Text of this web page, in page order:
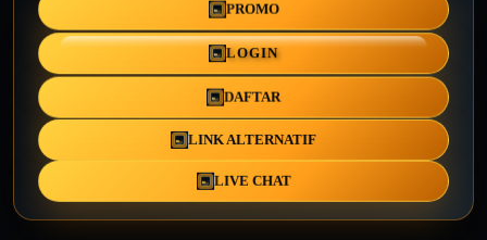
Select your person:
Male Female
Height
Short
Weight
Slim
View Size Chart
PROMO
LOGIN
DAFTAR
LINK ALTERNATIF
LIVE CHAT